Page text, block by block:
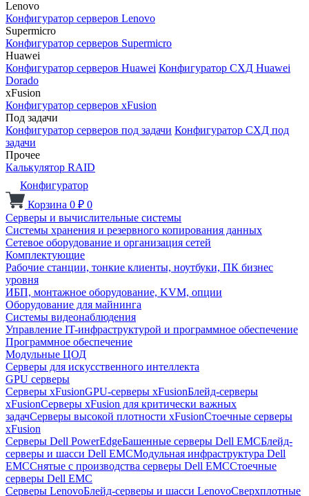
Lenovo
Конфигуратор серверов Lenovo
Supermicro
Конфигуратор серверов Supermicro
Huawei
Конфигуратор серверов Huawei Конфигуратор СХД Huawei
Dorado
xFusion
Конфигуратор серверов xFusion
Под задачи
Конфигуратор серверов под задачи Конфигуратор СХД под
задачи
Прочее
Калькулятор RAID
Конфигуратор
Корзина 0 ₽ 0
Серверы и вычислительные системы
Системы хранения и резервного копирования данных
Сетевое оборудование и организация сетей
Комплектующие
Рабочие станции, тонкие клиенты, ноутбуки, ПК бизнес
уровня
ИБП, монтажное оборудование, KVM, опции
Оборудование для майнинга
Системы видеонаблюдения
Управление IT-инфраструктурой и программное обеспечение
Программное обеспечение
Модульные ЦОД
Серверы для искусственного интеллекта
GPU серверы
Серверы xFusionGPU-серверы xFusionБлейд-серверы
xFusionСерверы xFusion для критически важных
задачСерверы высокой плотности xFusionСтоечные серверы
xFusion
Серверы Dell PowerEdgeБашенные серверы Dell EMCБлейд-
серверы и шасси Dell EMCМодульная инфраструктура Dell
EMCСнятые с производства серверы Dell EMCСтоечные
серверы Dell EMC
Серверы LenovoБлейд-серверы и шасси LenovoСверхплотные